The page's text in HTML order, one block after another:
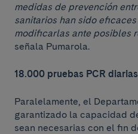
medidas de prevención
sanitarios han sido
modificarlas ante posibles
señala Pumarola.
18.000 pruebas PCR diarias
Paralelamente, el
garantizado la capacidad
sean necesarias con el fin